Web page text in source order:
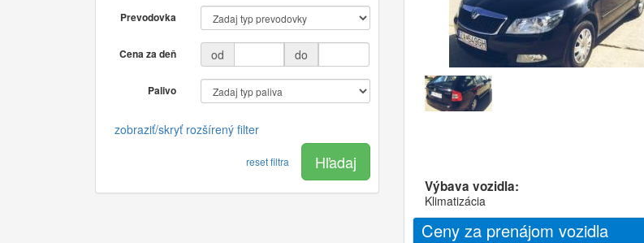
Prevodovka
Cena za deň od do
Palivo
zobraziť/skryť rozšírený filter
reset filtra Hľadaj
Výbava vozidla:
Klimatizácia
Ceny za prenájom vozidla